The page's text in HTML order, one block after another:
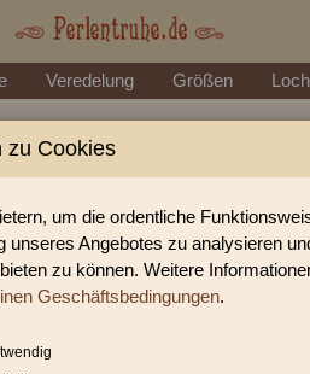
Veredelung Größen
facettierte Glasperlen facettiert
facettierte Glasperlen facettiert
Sie befinden sich in folgender
facettiert transparent
zu Cookies
um die ordentliche
unseres Angebotes zu analysieren
zu können. Weitere
Geschäftsbedingungen.